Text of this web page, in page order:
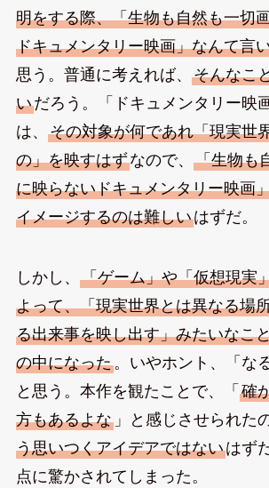
明をする際、「生物も自然も一切
ドキュメンタリー映画」なんて言
思う。普通に考えれば、 そんなこ
いだろう。「ドキュメンタリー映
は、 その対象が何であれ「現実世
の」を映すはずなので、 「生物も
に映らないドキュメンタリー映画
イメージするのは難しいはずだ。
しかし、 「ゲーム」や「仮想現実
よって、「現実世界とは異なる場
る出来事を映し出す」みたいなこ
の中になった。いやホント、「な
と思う。本作を観たことで、「 確
方もあるよな」と感じさせられた
う思いつくアイデアではないはず
点に驚かされてしまった。